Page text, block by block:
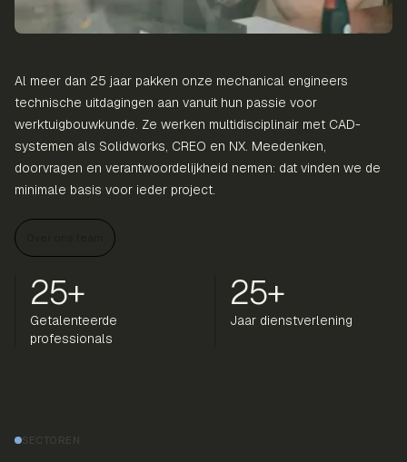
Al meer dan 25 jaar pakken onze mechanical engineers
technische uitdagingen aan vanuit hun passie voor
werktuigbouwkunde. Ze werken multidisciplinair met CAD-
systemen als Solidworks, CREO en NX. Meedenken,
doorvragen en verantwoordelijkheid nemen: dat vinden we de
minimale basis voor ieder project.
25+
Getalenteerde
professionals
25+
Jaar dienstverlening
SECTOREN